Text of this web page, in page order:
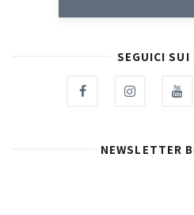
SEGUICI SUI
NEWSLETTER